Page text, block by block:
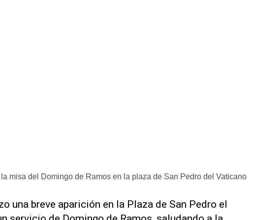
misa del Domingo de Ramos en la plaza de San Pedro del Vaticano
una breve aparición en la Plaza de San Pedro el